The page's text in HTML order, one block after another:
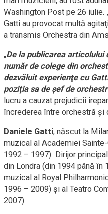
Washington Post pe 26
Gatti au provocat multă
a transmis Orchestra din
„De la publicarea articolului
număr de colege din
dezvăluit experienţe cu
poziţia sa de şef de
lucru a cauzat prejudicii
încrederea între orchestră şi
Daniele Gatti, născut la
muzical al Academiei
1992 – 1997). Dirijor
din Londra (din 1994 până
muzical al Royal
1996 – 2009) şi al Teatro
2007).